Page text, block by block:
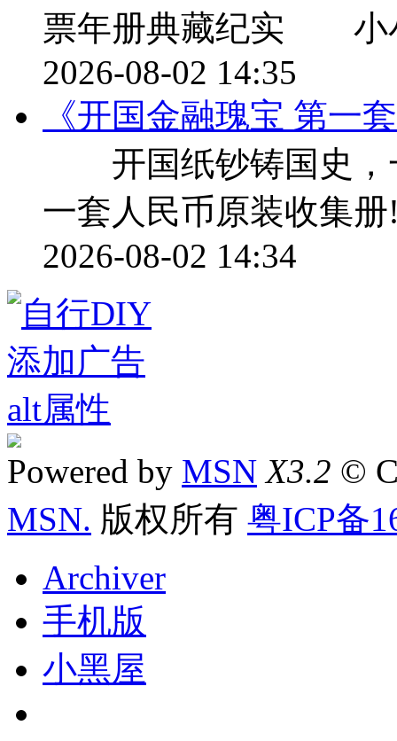
票年册典藏纪实 小
2026-08-02 14:35
《开国金融瑰宝 第一
开国纸钞铸国史，
一套人民币原装收
2026-08-02 14:34
Powered by MSN X3.2 ©
MSN. 版权所有 粤ICP备
Archiver
手机版
小黑屋